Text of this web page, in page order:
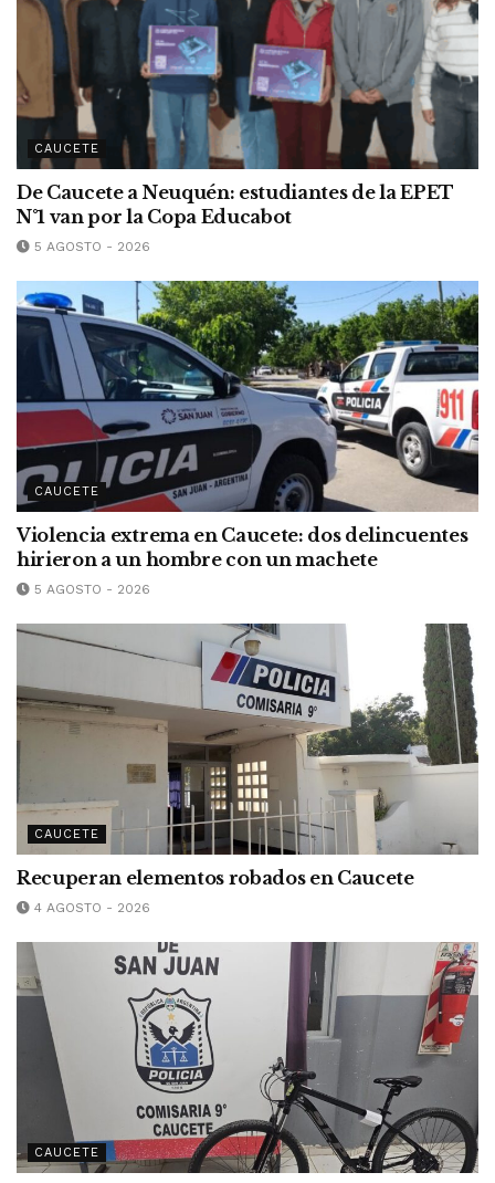
CAUCETE
De Caucete a Neuquén: estudiantes de la EPET
N°1 van por la Copa Educabot
5 AGOSTO - 2026
CAUCETE
Violencia extrema en Caucete: dos delincuentes
hirieron a un hombre con un machete
5 AGOSTO - 2026
CAUCETE
Recuperan elementos robados en Caucete
4 AGOSTO - 2026
CAUCETE